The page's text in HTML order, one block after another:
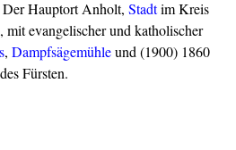
Hauptort Anholt, Stadtim Kreis
evangelischer und katholischer
, Dampfsägemühleund (1900) 1860
Fürsten.